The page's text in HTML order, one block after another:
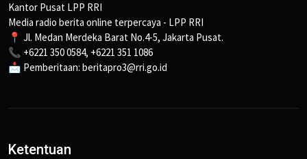
Kantor Pusat LPP RRI
Media radio berita online terpercaya - LPP RRI
📍 Jl. Medan Merdeka Barat No.4-5, Jakarta Pusat.
📞 +6221 350 0584, +6221 351 1086
📩 Pemberitaan: beritapro3@rri.go.id
Ketentuan